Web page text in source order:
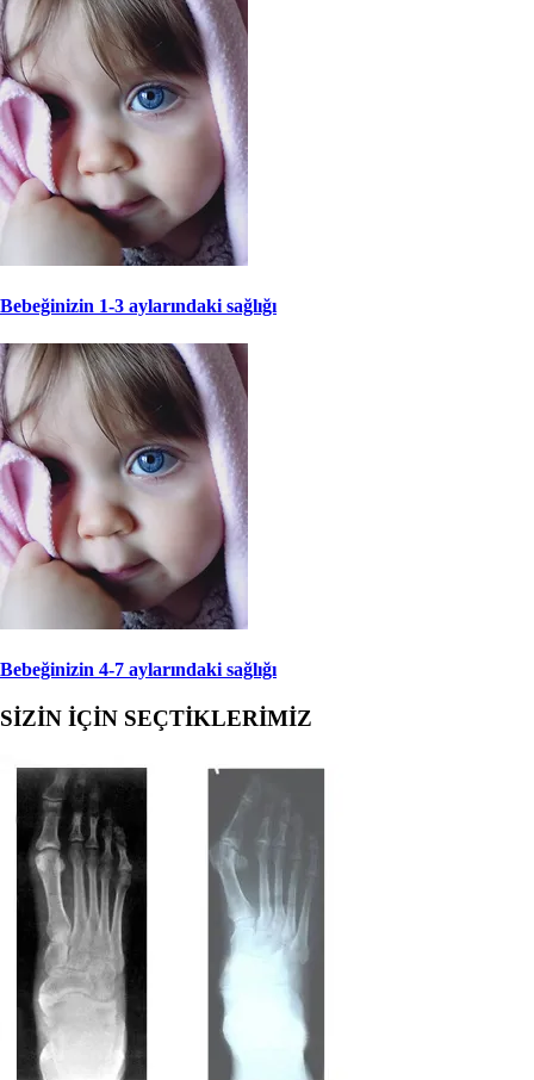
Bebeğinizin 1-3 aylarındaki sağlığı
Bebeğinizin 4-7 aylarındaki sağlığı
SİZİN İÇİN SEÇTİKLERİMİZ